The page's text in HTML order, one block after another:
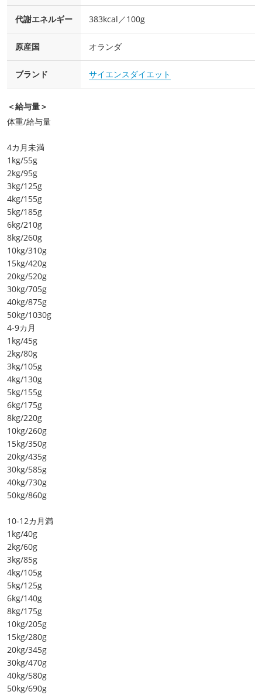
代謝エネルギー 383kcal／100g
原産国 オランダ
ブランド サイエンスダイエット
＜給与量＞
体重/給与量
4カ月未満
1kg/55g
2kg/95g
3kg/125g
4kg/155g
5kg/185g
6kg/210g
8kg/260g
10kg/310g
15kg/420g
20kg/520g
30kg/705g
40kg/875g
50kg/1030g
4-9カ月
1kg/45g
2kg/80g
3kg/105g
4kg/130g
5kg/155g
6kg/175g
8kg/220g
10kg/260g
15kg/350g
20kg/435g
30kg/585g
40kg/730g
50kg/860g
10-12カ月満
1kg/40g
2kg/60g
3kg/85g
4kg/105g
5kg/125g
6kg/140g
8kg/175g
10kg/205g
15kg/280g
20kg/345g
30kg/470g
40kg/580g
50kg/690g